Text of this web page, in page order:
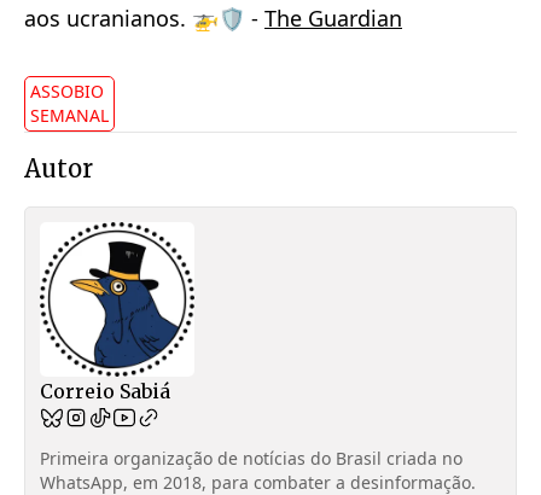
aos ucranianos. 🚁🛡️ - The Guardian
ASSOBIO
SEMANAL
Autor
Correio Sabiá
Primeira organização de notícias do Brasil criada no
WhatsApp, em 2018, para combater a desinformação.